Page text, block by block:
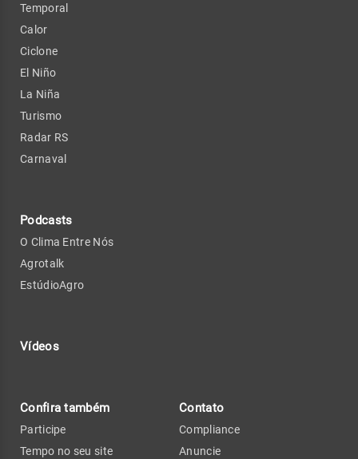
Temporal
Calor
Ciclone
El Niño
La Niña
Turismo
Radar RS
Carnaval
Podcasts
O Clima Entre Nós
Agrotalk
EstúdioAgro
Vídeos
Confira também
Participe
Tempo no seu site
Contato
Compliance
Anuncie